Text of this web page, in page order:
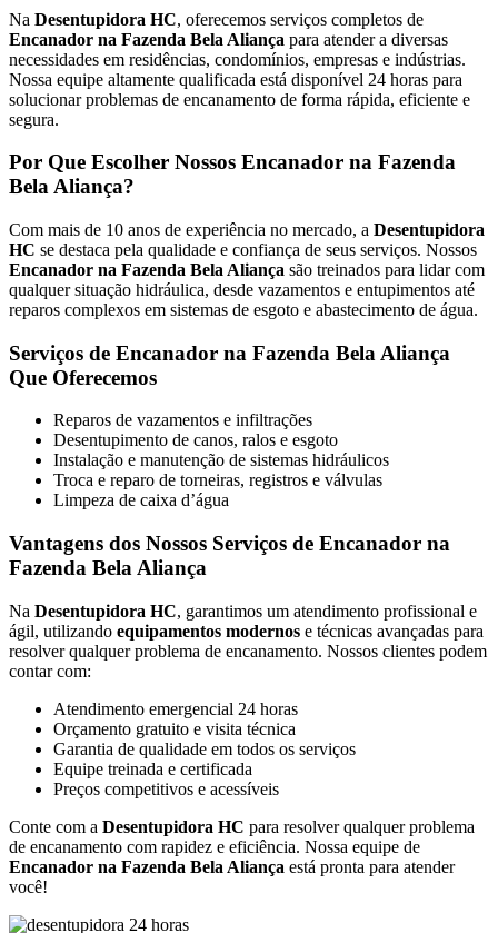
Na Desentupidora HC, oferecemos serviços completos de
Encanador na Fazenda Bela Aliança para atender a diversas
necessidades em residências, condomínios, empresas e indústrias.
Nossa equipe altamente qualificada está disponível 24 horas para
solucionar problemas de encanamento de forma rápida, eficiente e
segura.
Por Que Escolher Nossos Encanador na Fazenda
Bela Aliança?
Com mais de 10 anos de experiência no mercado, a Desentupidora
HC se destaca pela qualidade e confiança de seus serviços. Nossos
Encanador na Fazenda Bela Aliança são treinados para lidar com
qualquer situação hidráulica, desde vazamentos e entupimentos até
reparos complexos em sistemas de esgoto e abastecimento de água.
Serviços de Encanador na Fazenda Bela Aliança
Que Oferecemos
Reparos de vazamentos e infiltrações
Desentupimento de canos, ralos e esgoto
Instalação e manutenção de sistemas hidráulicos
Troca e reparo de torneiras, registros e válvulas
Limpeza de caixa d’água
Vantagens dos Nossos Serviços de Encanador na
Fazenda Bela Aliança
Na Desentupidora HC, garantimos um atendimento profissional e
ágil, utilizando equipamentos modernos e técnicas avançadas para
resolver qualquer problema de encanamento. Nossos clientes podem
contar com:
Atendimento emergencial 24 horas
Orçamento gratuito e visita técnica
Garantia de qualidade em todos os serviços
Equipe treinada e certificada
Preços competitivos e acessíveis
Conte com a Desentupidora HC para resolver qualquer problema
de encanamento com rapidez e eficiência. Nossa equipe de
Encanador na Fazenda Bela Aliança está pronta para atender
você!